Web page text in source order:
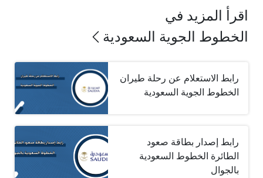
اقرأ المزيد في
الخطوط الجوية السعودية
رابط الاستعلام عن رحلة طيران
الخطوط الجوية السعودية
رابط إصدار بطاقة صعود
الطائرة الخطوط السعودية
بالجوال